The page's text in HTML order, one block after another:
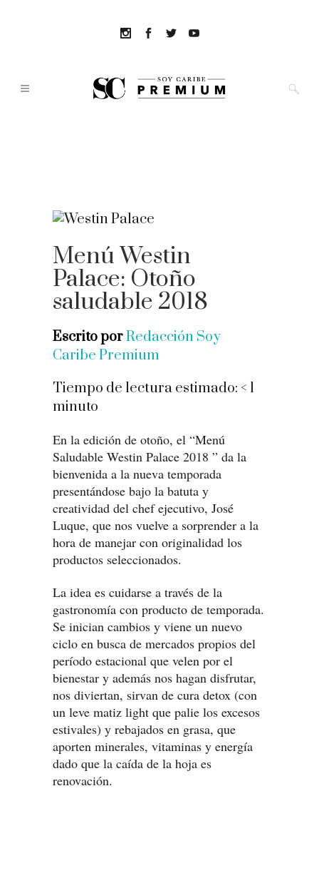
Menú Westin
Palace: Otoño
saludable 2018
Escrito porRedacción Soy
Caribe Premium
Tiempo de lectura estimado: < 1
minuto
En la edición de otoño, el “Menú
Saludable Westin Palace 2018 ” da la
bienvenida a la nueva temporada
presentándose bajo la batuta y
creatividad del chef ejecutivo, José
Luque, que nos vuelve a sorprender a la
hora de manejar con originalidad los
productos seleccionados.
La idea es cuidarse a través de la
gastronomía con producto de temporada.
Se inician cambios y viene un nuevo
ciclo en busca de mercados propios del
período estacional que velen por el
bienestar y además nos hagan disfrutar,
nos diviertan, sirvan de cura detox (con
un leve matiz light que palie los excesos
estivales) y rebajados en grasa, que
aporten minerales, vitaminas y energía
dado que la caída de la hoja es
renovación.